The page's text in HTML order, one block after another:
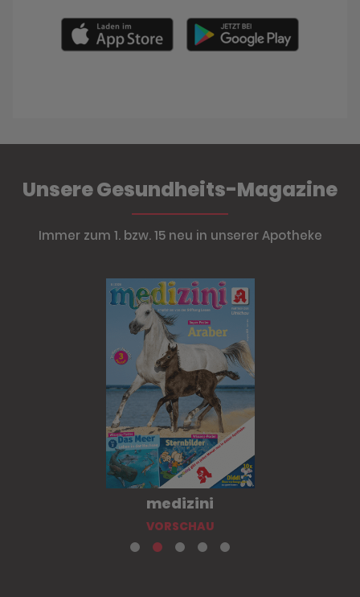
Unsere Gesundheits-Magazine
Immer zum 1. bzw. 15 neu in unserer Apotheke
medizini
VORSCHAU